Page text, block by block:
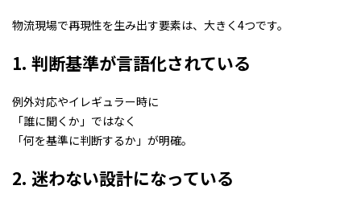
物流現場で再現性を生み出す要素は、大きく4つです。
1. 判断基準が言語化されている
例外対応やイレギュラー時に
「誰に聞くか」ではなく
「何を基準に判断するか」が明確。
2. 迷わない設計になっている